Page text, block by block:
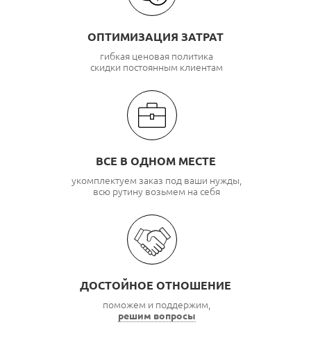
ОПТИМИЗАЦИЯ ЗАТРАТ
гибкая ценовая политика
скидки постоянным клиентам
ВСЕ В ОДНОМ МЕСТЕ
укомплектуем заказ под ваши нужды,
всю рутину возьмем на себя
ДОСТОЙНОЕ ОТНОШЕНИЕ
поможем и поддержим,
решим вопросы